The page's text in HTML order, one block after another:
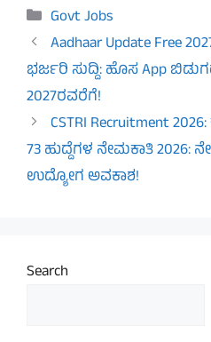
Categories
Govt Jobs
Aadhaar Update Free
ಭರ್ಜರಿ ಸುದ್ದಿ: ಹೊಸ App
2027ರವರೆಗೆ!
CSTRI Recruitment
73 ಹುದ್ದೆಗಳ ನೇಮಕಾತಿ
ಉದ್ಯೋಗ ಅವಕಾಶ!
Search